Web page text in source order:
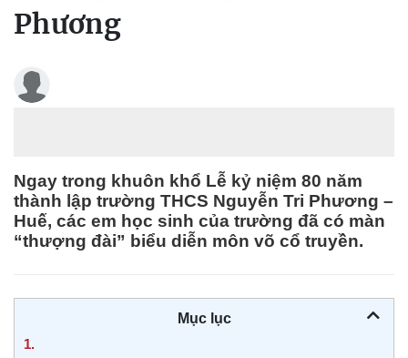
Phương
Ngay trong khuôn khổ Lễ kỷ niệm 80 năm
thành lập trường THCS Nguyễn Tri Phương –
Huế, các em học sinh của trường đã có màn
“thượng đài” biểu diễn môn võ cổ truyền.
Mục lục
1.